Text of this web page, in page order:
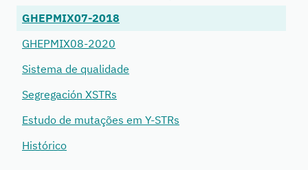
GHEPMIX07-2018
GHEPMIX08-2020
Sistema de qualidade
Segregación XSTRs
Estudo de mutações em Y-STRs
Histórico